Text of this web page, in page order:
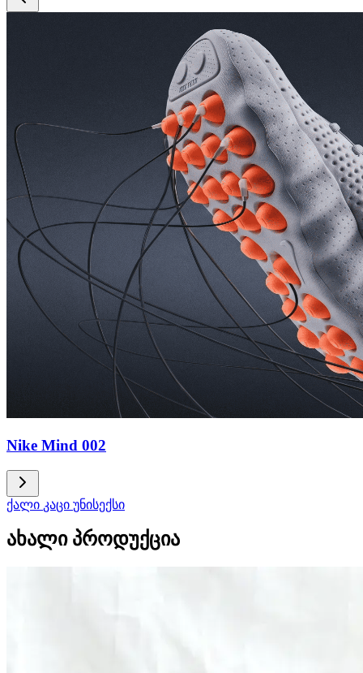
Nike Mind 002
ქალი კაცი უნისექსი
ახალი პროდუქცია